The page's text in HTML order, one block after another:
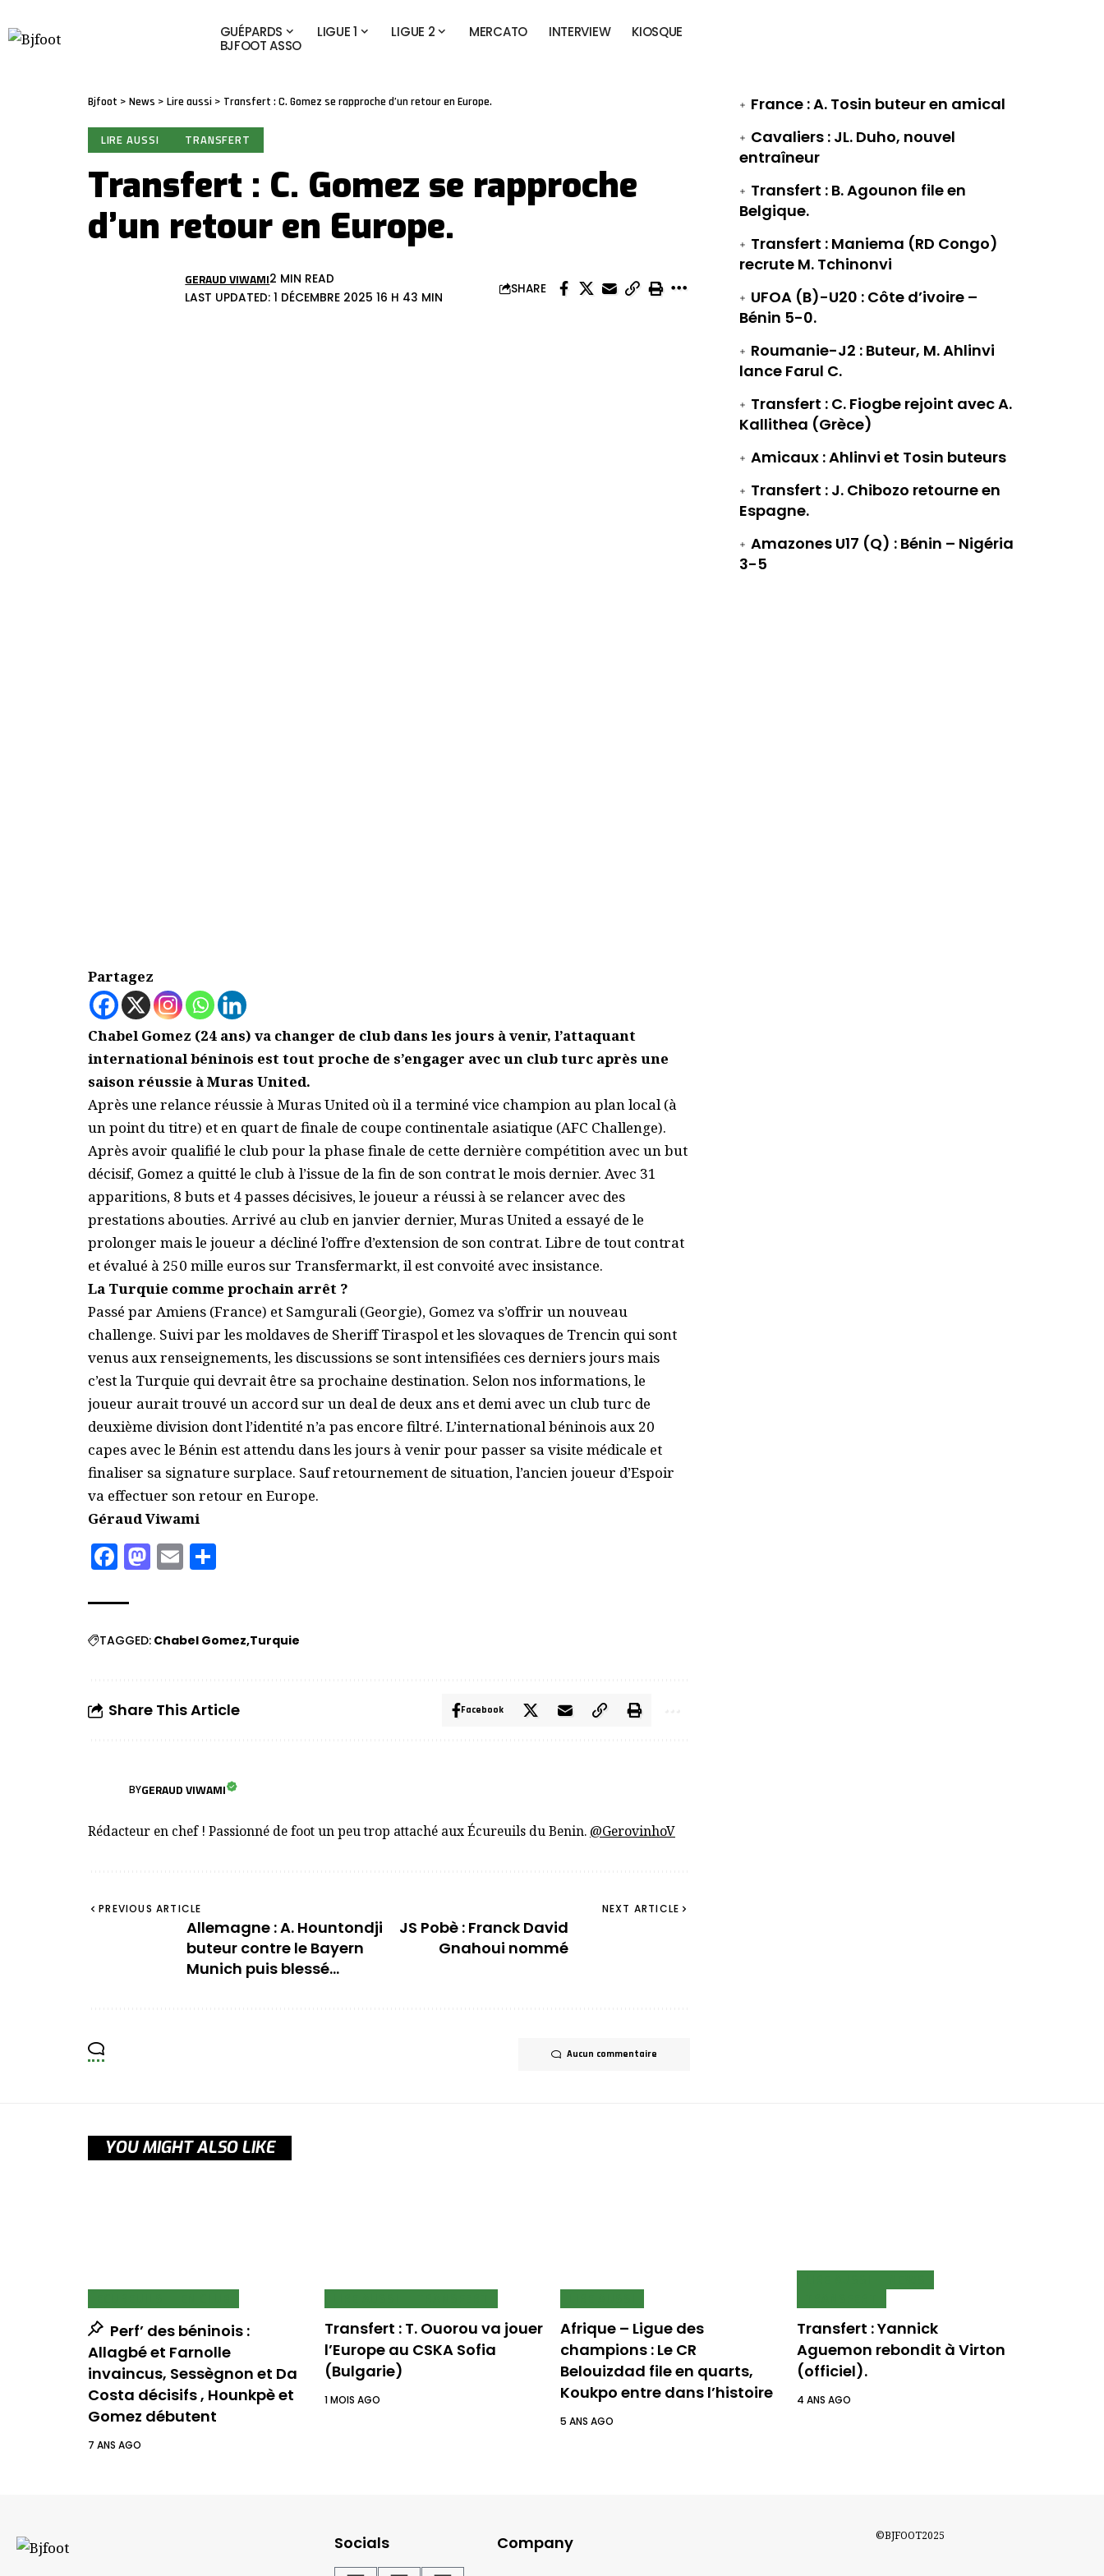
GUÉPARDS LIGUE 1 LIGUE 2 MERCATO INTERVIEW
KIOSQUE
BJFOOT ASSO
Bjfoot > News > Lire aussi > Transfert : C. Gomez se rapproche d’un retour en Europe.
LIRE AUSSI TRANSFERT
Transfert : C. Gomez se rapproche
d’un retour en Europe.
LAST UPDATED: 1 DÉCEMBRE 2025 16 H 43 MIN
GERAUD VIWAMI2 MIN READ
SHARE
Partagez
Chabel Gomez (24 ans) va changer de club dans les jours à venir, l’attaquant
international béninois est tout proche de s’engager avec un club turc après une
saison réussie à Muras United.
Après une relance réussie à Muras United où il a terminé vice champion au plan local (à
un point du titre) et en quart de finale de coupe continentale asiatique (AFC Challenge).
Après avoir qualifié le club pour la phase finale de cette dernière compétition avec un but
décisif, Gomez a quitté le club à l’issue de la fin de son contrat le mois dernier. Avec 31
apparitions, 8 buts et 4 passes décisives, le joueur a réussi à se relancer avec des
prestations abouties. Arrivé au club en janvier dernier, Muras United a essayé de le
prolonger mais le joueur a décliné l’offre d’extension de son contrat. Libre de tout contrat
et évalué à 250 mille euros sur Transfermarkt, il est convoité avec insistance.
La Turquie comme prochain arrêt ?
Passé par Amiens (France) et Samgurali (Georgie), Gomez va s’offrir un nouveau
challenge. Suivi par les moldaves de Sheriff Tiraspol et les slovaques de Trencin qui sont
venus aux renseignements, les discussions se sont intensifiées ces derniers jours mais
c’est la Turquie qui devrait être sa prochaine destination. Selon nos informations, le
joueur aurait trouvé un accord sur un deal de deux ans et demi avec un club turc de
deuxième division dont l’identité n’a pas encore filtré. L’international béninois aux 20
capes avec le Bénin est attendu dans les jours à venir pour passer sa visite médicale et
finaliser sa signature surplace. Sauf retournement de situation, l’ancien joueur d’Espoir
va effectuer son retour en Europe.
Géraud Viwami
Facebook
Mastodon
Email
TAGGED: Chabel Gomez Turquie
Share This Article Facebook
BYGERAUD VIWAMI
Rédacteur en chef ! Passionné de foot un peu trop attaché aux Écureuils du Benin. @GerovinhoV
PREVIOUS ARTICLE
Allemagne : A. Hountondji
buteur contre le Bayern
Munich puis blessé…
NEXT ARTICLE
JS Pobè : Franck David
Gnahoui nommé
Aucun commentaire
France : A. Tosin buteur en amical
Cavaliers : JL. Duho, nouvel
entraîneur
Transfert : B. Agounon file en
Belgique.
Transfert : Maniema (RD Congo)
recrute M. Tchinonvi
UFOA (B)-U20 : Côte d’ivoire –
Bénin 5-0.
Roumanie-J2 : Buteur, M. Ahlinvi
lance Farul C.
Transfert : C. Fiogbe rejoint avec A.
Kallithea (Grèce)
Amicaux : Ahlinvi et Tosin buteurs
Transfert : J. Chibozo retourne en
Espagne.
Amazones U17 (Q) : Bénin – Nigéria
3-5
YOU MIGHT ALSO LIKE
Perf’ des béninois :
Allagbé et Farnolle
invaincus, Sessègnon et Da
Costa décisifs , Hounkpè et
Gomez débutent
7 ANS AGO
Transfert : T. Ouorou va jouer
l’Europe au CSKA Sofia
(Bulgarie)
1 MOIS AGO
Afrique – Ligue des
champions : Le CR
Belouizdad file en quarts,
Koukpo entre dans l’histoire
5 ANS AGO
Transfert : Yannick
Aguemon rebondit à Virton
(officiel).
4 ANS AGO
Socials Company ©BJFOOT2025